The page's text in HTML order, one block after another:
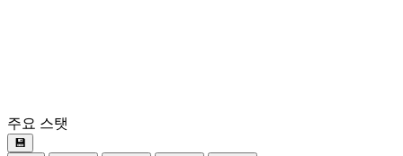
주요 스탯
💾